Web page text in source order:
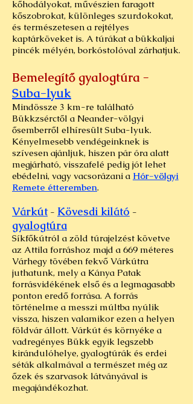
kőhodályokat, művészien faragott
kőszobrokat, különleges szurdokokat,
és természetesen a rejtélyes
kaptárköveket is. A túrákat a bükkaljai
pincék mélyén, borkóstolóval zárhatjuk.
Bemelegítő gyalogtúra -
Suba-lyuk
Mindössze 3 km-re található
Bükkzsérctől a Neander-völgyi
ősemberről elhíresült Suba-lyuk.
Kényelmesebb vendégeinknek is
szívesen ajánljuk, hiszen pár óra alatt
megjárható, visszafelé pedig jót lehet
ebédelni, vagy vacsorázani a Hór-völgyi
Remete étteremben.
Várkút- Kövesdi kilátó -
gyalogtúra
Síkfőkútról a zöld túrajelzést követve
az Attila forráshoz majd a 669 méteres
Várhegy tövében fekvő Várkútra
juthatunk, mely a Kánya Patak
forrásvidékének első és a legmagasabb
ponton eredő forrása. A forrás
történelme a messzi múltba nyúlik
vissza, hiszen valamikor ezen a helyen
földvár állott. Várkút és környéke a
vadregényes Bükk egyik legszebb
kirándulóhelye, gyalogtúrák és erdei
séták alkalmával a természet még az
őzek és szarvasok látványával is
megajándékozhat.